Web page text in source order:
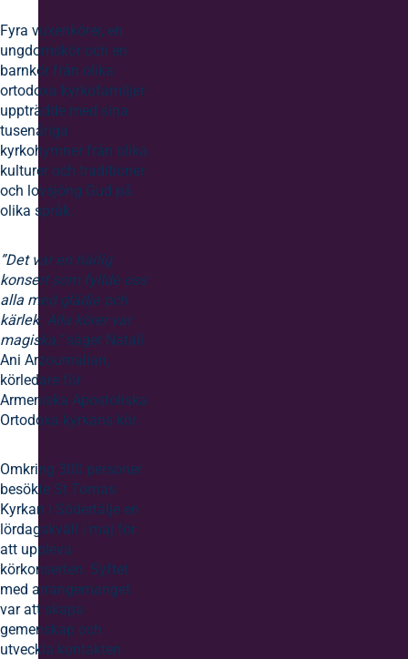
Fyra vuxenkörer, en
ungdomskör och en
barnkör från olika
ortodoxa kyrkofamiljer
uppträdde med sina
tusenåriga
kyrkohymner från olika
kulturer och traditioner
och lovsjöng Gud på
olika språk.
”Det var en härlig
konsert som fyllde oss
alla med glädje och
kärlek. Alla körer var
magiska,”säger Natali
Ani Arzoumalian,
körledare för
Armeniska Apostoliska
Ortodoxa kyrkans kör.
Omkring 300 personer
besökte St Tomas
Kyrkan i Södertälje en
lördagskväll i maj för
att uppleva
körkonserten. Syftet
med arrangemanget
var att skapa
gemenskap och
utveckla kontakten